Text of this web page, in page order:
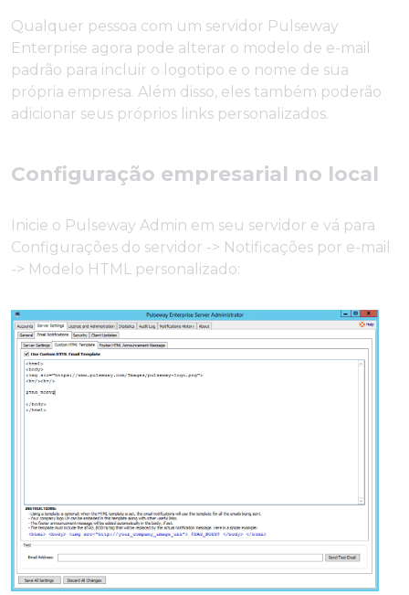
Qualquer pessoa com um servidor Pulseway
Enterprise agora pode alterar o modelo de e-mail
padrão para incluir o logotipo e o nome de sua
própria empresa. Além disso, eles também poderão
adicionar seus próprios links personalizados.
Configuração empresarial no local
Inicie o Pulseway Admin em seu servidor e vá para
Configurações do servidor -> Notificações por e-mail
-> Modelo HTML personalizado: